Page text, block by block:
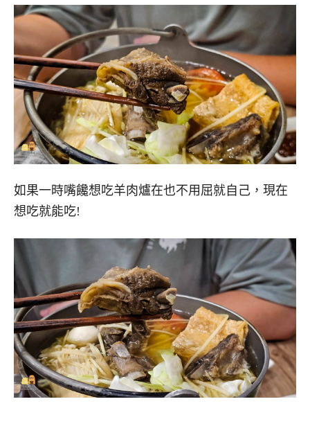
如果一時嘴饞想吃羊肉爐在也不用屈就自己，現在
想吃就能吃!